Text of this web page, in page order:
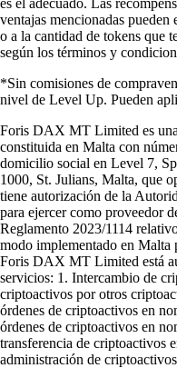
ventajas mencionadas pueden
o a la cantidad de tokens que
según los términos y
*Sin comisiones de
nivel de Level Up. Pueden
Foris DAX MT Limited es
constituida en Malta con
domicilio social en Level 7,
1000, St. Julians, Malta, que
tiene autorización de la
para ejercer como proveedor
Reglamento 2023/1114
modo implementado en Malta
Foris DAX MT Limited está
servicios: 1. Intercambio de
criptoactivos por otros
órdenes de criptoactivos en
órdenes de criptoactivos en
transferencia de criptoactivos
administración de